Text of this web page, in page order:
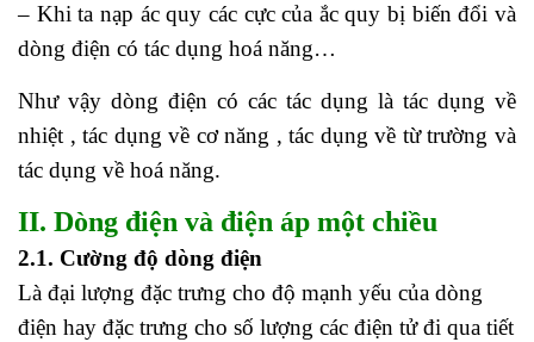
– Khi ta nạp ác quy các cực của ắc quy bị biến đổi và
dòng điện có tác dụng hoá năng…
Như vậy dòng điện có các tác dụng là tác dụng về
nhiệt , tác dụng về cơ năng , tác dụng về từ trường và
tác dụng về hoá năng.
II. Dòng điện và điện áp một chiều
2.1. Cường độ dòng điện
Là đại lượng đặc trưng cho độ mạnh yếu của dòng
điện hay đặc trưng cho số lượng các điện tử đi qua tiết